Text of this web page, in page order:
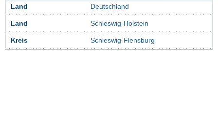
Land Deutschland
Land Schleswig-Holstein
Kreis Schleswig-Flensburg